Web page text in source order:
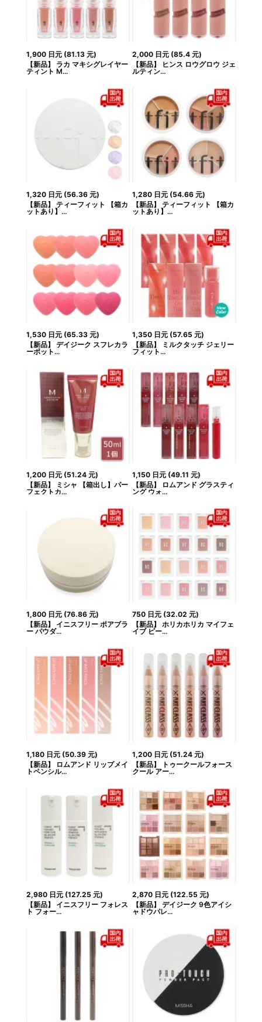
1,900 日元(81.13 元)
【新品】 ラカ マキシグレイヤー
ティント M...
2,000 日元 (85.4 元)
【新品】 ヒンス ロウグロウ ジェ
ルティン...
1,320 日元(56.36 元)
【新品】 ティーフィット 【箱カ
ットあり】...
1,280 日元 (54.66 元)
【新品】 ティーフィット 【箱カ
ットあり】...
1,530 日元(65.33 元)
【新品】 デイジーク スフレカラ
ーポット...
1,350 日元 (57.65 元)
【新品】 ミルクタッチ ジェリー
フィット...
1,200 日元(51.24 元)
【新品】 ミシャ 【箱出し】パー
フェクトカ...
1,150 日元 (49.11 元)
【新品】 ロムアンド グラスティ
ング ウォ...
1,800 日元(76.86 元)
【新品】 イニスフリー ポアブラ
ー パウダ...
750 日元 (32.02 元)
【新品】 ホリカホリカ マイフェ
イブ ピー...
1,180 日元(50.39 元)
【新品】 ロムアンド リップメイ
トペンシル...
1,200 日元 (51.24 元)
【新品】 トゥークールフォース
クール アー...
2,980 日元(127.25 元)
【新品】 イニスフリー フォレス
ト フォー...
2,870 日元 (122.55 元)
【新品】 デイジーク 9色アイシ
ャドウパレ...